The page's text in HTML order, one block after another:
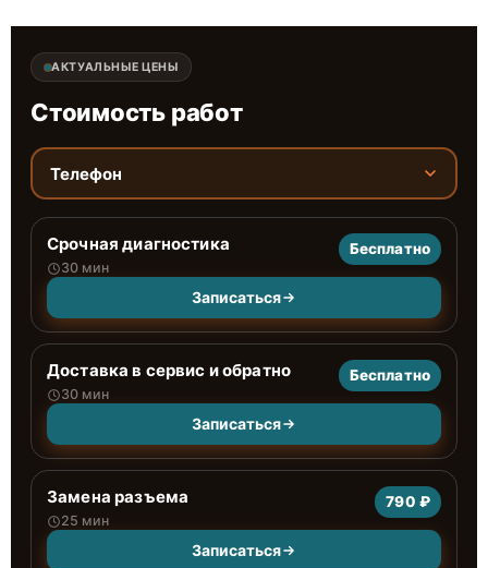
АКТУАЛЬНЫЕ ЦЕНЫ
Стоимость работ
Телефон
Срочная диагностика
30 мин
Бесплатно
Записаться
Доставка в сервис и обратно
30 мин
Бесплатно
Записаться
Замена разъема
25 мин
790 ₽
Записаться